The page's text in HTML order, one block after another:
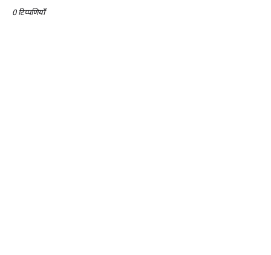
0 टिप्पणियाँ